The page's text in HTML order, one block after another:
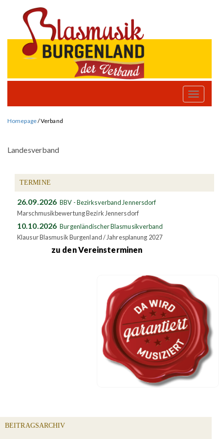
Toggle
Homepage/Verband
Landesverband
TERMINE
26.09.2026 BBV - Bezirksverband Jennersdorf
Marschmusikbewertung Bezirk Jennersdorf
10.10.2026 Burgenländischer Blasmusikverband
Klausur Blasmusik Burgenland / Jahresplanung 2027
zu den Vereinsterminen
BEITRAGSARCHIV